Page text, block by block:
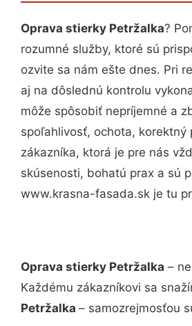
Oprava stierky Petržalka?
rozumné služby, ktoré sú
ozvite sa nám ešte dnes. Pri
aj na dôslednú kontrolu
môže spôsobiť nepríjemné a
spoľahlivosť, ochota, korektný
zákazníka, ktorá je pre nás
skúsenosti, bohatú prax a sú
www.krasna-fasada.sk je tu
Oprava stierky Petržalka –
Každému zákazníkovi sa
Petržalka – samozrejmosťou